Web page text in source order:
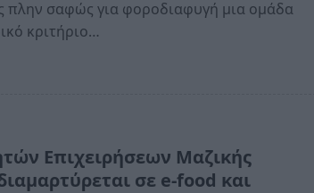
πλην σαφώς για φοροδιαφυγή μια ομάδα
κριτήριο…
Επιχειρήσεων Μαζικής
σε e-food και